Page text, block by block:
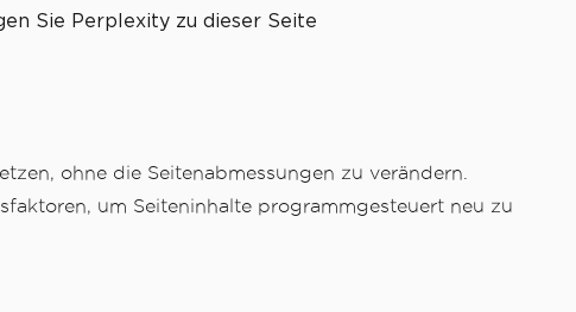
Sie Perplexity zu dieser Seite
ohne die Seitenabmessungen zu verändern.
um Seiteninhalte programmgesteuert neu zu